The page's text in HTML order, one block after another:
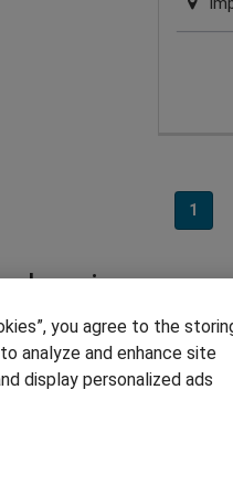
1
el mejor
en ingenieria
a electrónica digital
y estructuras
you agree to the
analyze and enhance site
display personalized ads